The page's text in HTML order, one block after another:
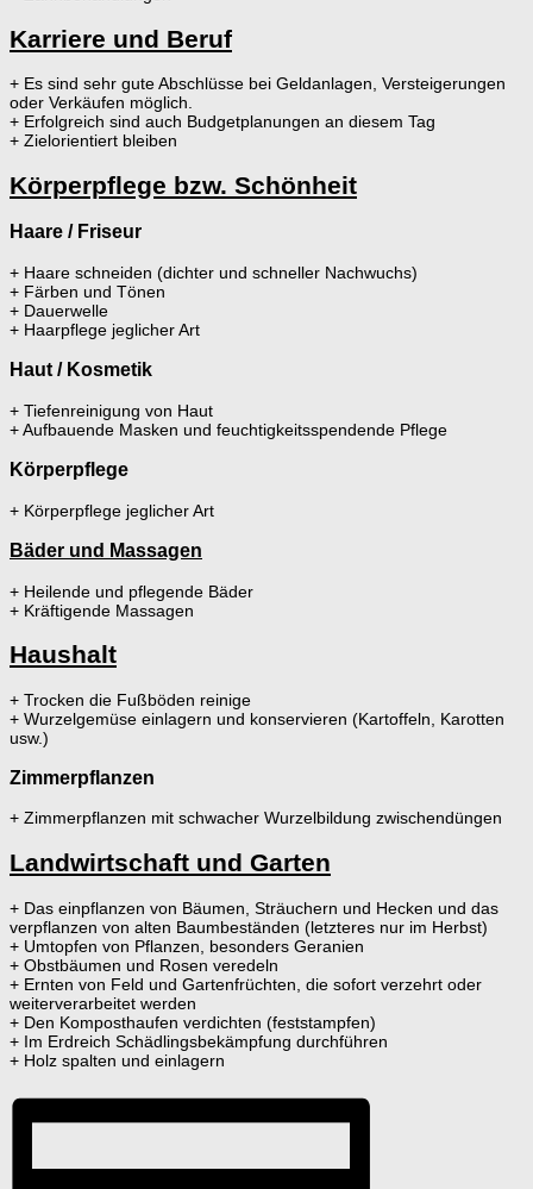
Karriere und Beruf
+ Es sind sehr gute Abschlüsse bei Geldanlagen, Versteigerungen
oder Verkäufen möglich.
+ Erfolgreich sind auch Budgetplanungen an diesem Tag
+ Zielorientiert bleiben
Körperpflege bzw. Schönheit
Haare / Friseur
+ Haare schneiden (dichter und schneller Nachwuchs)
+ Färben und Tönen
+ Dauerwelle
+ Haarpflege jeglicher Art
Haut / Kosmetik
+ Tiefenreinigung von Haut
+ Aufbauende Masken und feuchtigkeitsspendende Pflege
Körperpflege
+ Körperpflege jeglicher Art
Bäder und Massagen
+ Heilende und pflegende Bäder
+ Kräftigende Massagen
Haushalt
+ Trocken die Fußböden reinige
+ Wurzelgemüse einlagern und konservieren (Kartoffeln, Karotten
usw.)
Zimmerpflanzen
+ Zimmerpflanzen mit schwacher Wurzelbildung zwischendüngen
Landwirtschaft und Garten
+ Das einpflanzen von Bäumen, Sträuchern und Hecken und das
verpflanzen von alten Baumbeständen (letzteres nur im Herbst)
+ Umtopfen von Pflanzen, besonders Geranien
+ Obstbäumen und Rosen veredeln
+ Ernten von Feld und Gartenfrüchten, die sofort verzehrt oder
weiterverarbeitet werden
+ Den Komposthaufen verdichten (feststampfen)
+ Im Erdreich Schädlingsbekämpfung durchführen
+ Holz spalten und einlagern